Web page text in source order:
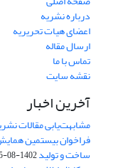
درباره نشریه
اعضای هیات تحریریه
ارسال مقاله
تماس با ما
نقشه سایت
آخرین اخبار
مشابهت‌یابی مقالات
فراخوان بیستمین
ساخت و تولید1402-08-15